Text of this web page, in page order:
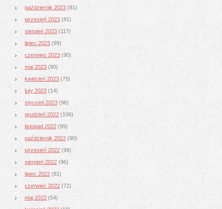
październik 2023 (81)
wrzesień 2023 (81)
sierpień 2023 (117)
lipiec 2023 (99)
czerwiec 2023 (90)
maj 2023 (90)
kwiecień 2023 (75)
luty 2023 (14)
styczeń 2023 (96)
grudzień 2022 (106)
listopad 2022 (99)
październik 2022 (90)
wrzesień 2022 (99)
sierpień 2022 (96)
lipiec 2022 (81)
czerwiec 2022 (72)
maj 2022 (54)